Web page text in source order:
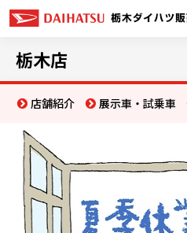
栃木店
店舗紹介 展示車・試乗車